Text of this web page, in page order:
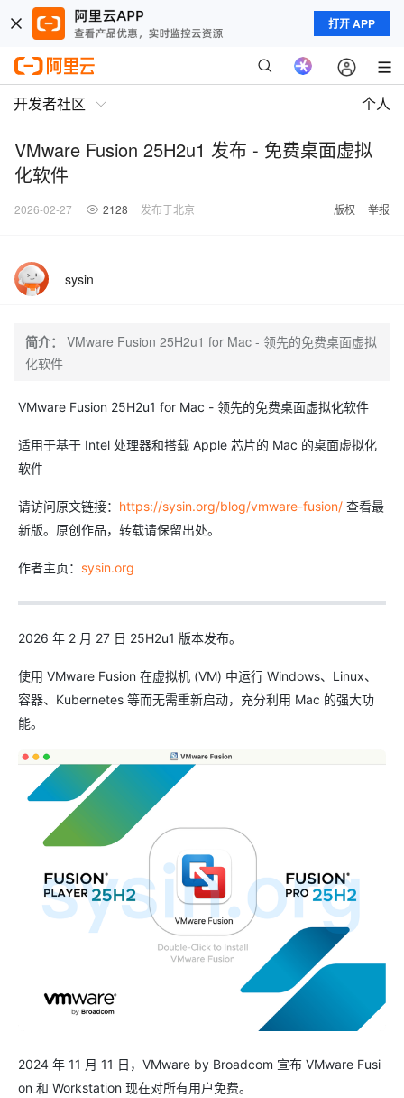
打开 APP
开发者社区 个人
VMware Fusion 25H2u1 发布 - 免费桌面虚拟
化软件
2026-02-27 2128 发布于北京 版权 举报
sysin
简介：
VMware Fusion 25H2u1 for Mac - 领先的免费桌面虚拟
化软件
VMware Fusion 25H2u1 for Mac - 领先的免费桌面虚拟化软件
适用于基于 Intel 处理器和搭载 Apple 芯片的 Mac 的桌面虚拟化
软件
请访问原文链接： https://sysin.org/blog/vmware-fusion/ 查看最
新版。原创作品，转载请保留出处。
作者主页： sysin.org
2026 年 2 月 27 日 25H2u1 版本发布。
使用 VMware Fusion 在虚拟机 (VM) 中运行 Windows、Linux、
容器、Kubernetes 等而无需重新启动，充分利用 Mac 的强大功
能。
2024 年 11 月 11 日，VMware by Broadcom 宣布 VMware Fusi
on 和 Workstation 现在对所有用户免费。